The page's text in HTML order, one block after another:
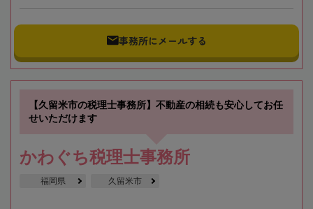
事務所にメールする
【久留米市の税理士事務所】不動産の相続も安心してお任
せいただけます
かわぐち税理士事務所
福岡県 久留米市